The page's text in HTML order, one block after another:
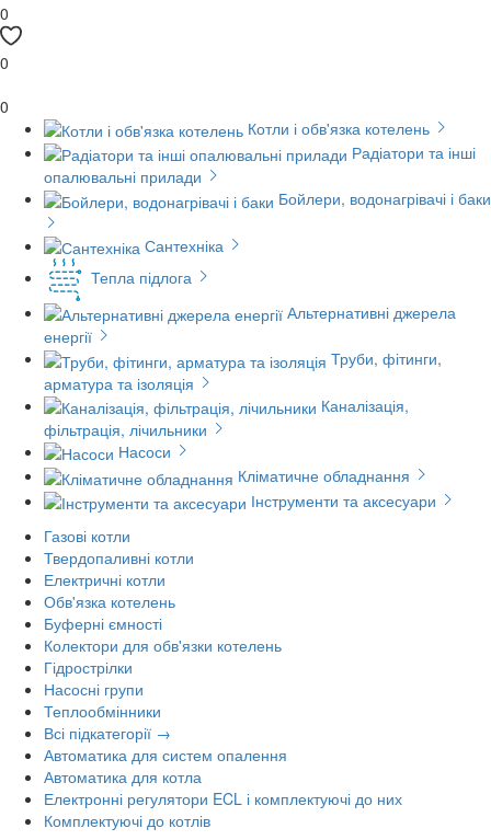
0
0
0
Котли і обв'язка котелень
Радіатори та інші
опалювальні прилади
Бойлери, водонагрівачі і баки
Сантехніка
Тепла підлога
Альтернативні джерела
енергії
Труби, фітинги,
арматура та ізоляція
Каналізація,
фільтрація, лічильники
Насоси
Кліматичне обладнання
Інструменти та аксесуари
Газові котли
Твердопаливні котли
Електричні котли
Обв'язка котелень
Буферні ємності
Колектори для обв'язки котелень
Гідрострілки
Насосні групи
Теплообмінники
Всі підкатегорії →
Автоматика для систем опалення
Автоматика для котла
Електронні регулятори ECL і комплектуючі до них
Комплектуючі до котлів